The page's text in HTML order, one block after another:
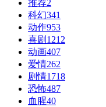
推荐2
科幻341
动作953
喜剧 1212
动画407
爱情262
剧情1718
恐怖487
血腥40